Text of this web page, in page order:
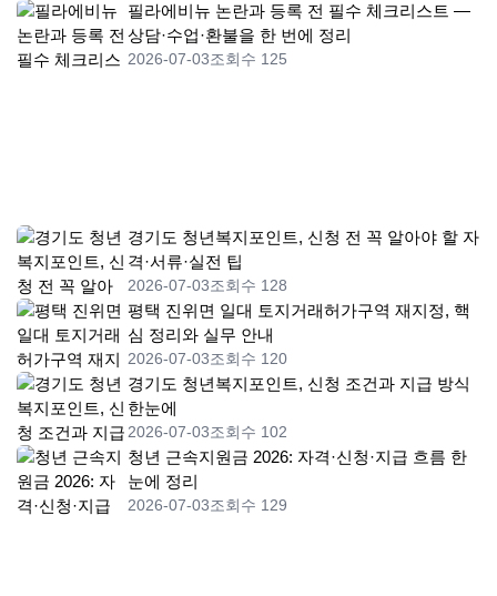
필라에비뉴 논란과 등록 전 필수 체크리스트 —
상담·수업·환불을 한 번에 정리
2026-07-03조회수 125
경기도 청년복지포인트, 신청 전 꼭 알아야 할 자
격·서류·실전 팁
2026-07-03조회수 128
평택 진위면 일대 토지거래허가구역 재지정, 핵
심 정리와 실무 안내
2026-07-03조회수 120
경기도 청년복지포인트, 신청 조건과 지급 방식
한눈에
2026-07-03조회수 102
청년 근속지원금 2026: 자격·신청·지급 흐름 한
눈에 정리
2026-07-03조회수 129